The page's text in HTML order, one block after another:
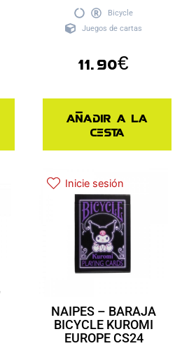
Bicycle
Juegos de cartas
11.90€
Añadir a la
cesta
Inicie sesión
NAIPES – BARAJA
BICYCLE KUROMI
EUROPE CS24